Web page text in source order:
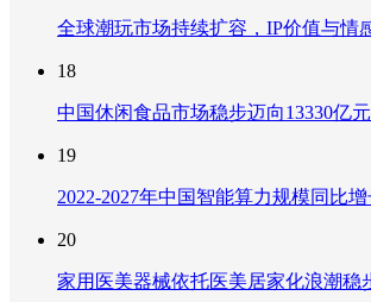
全球潮玩市场持续扩容，IP价值与情
18
中国休闲食品市场稳步迈向13330亿
19
2022-2027年中国智能算力规模同比
20
家用医美器械依托医美居家化浪潮